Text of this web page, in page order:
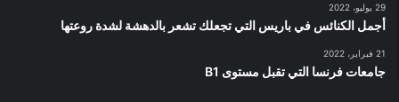
29 يوليو، 2022
أجمل الكنائس في باريس التي تجعلك تشعر بالدهشة لشدة روعتها
21 فبراير، 2022
جامعات فرنسا التي تقبل مستوى B1